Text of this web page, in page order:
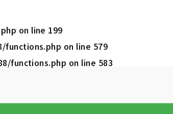
on line 199
functions.php on line 579
functions.php on line 583